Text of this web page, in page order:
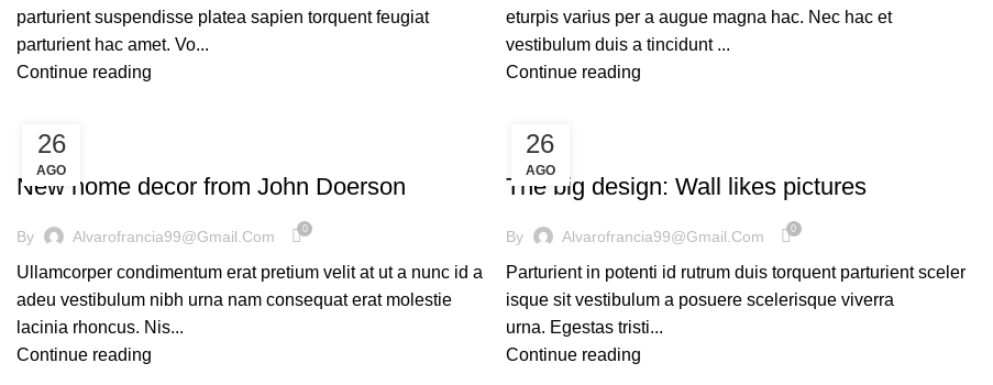
parturient suspendisse platea sapien torquent feugiat
parturient hac amet. Vo...
Continue reading
eturpis varius per a augue magna hac. Nec hac et
vestibulum duis a tincidunt ...
Continue reading
26
AGO
DECORATION
New home decor from John Doerson
By Alvarofrancia99@gmail.com 0
Ullamcorper condimentum erat pretium velit at ut a nunc id a
adeu vestibulum nibh urna nam consequat erat molestie
lacinia rhoncus. Nis...
Continue reading
26
AGO
DESIGN TRENDS
The big design: Wall likes pictures
By Alvarofrancia99@gmail.com 0
Parturient in potenti id rutrum duis torquent parturient sceler
isque sit vestibulum a posuere scelerisque viverra
urna. Egestas tristi...
Continue reading